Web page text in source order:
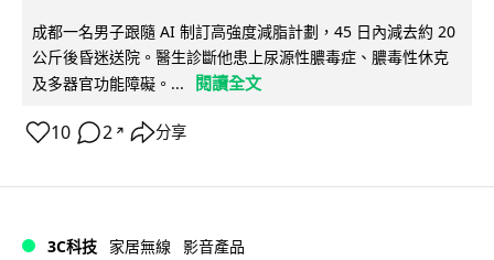
成都一名男子跟隨 AI 制訂高強度減脂計劃，45 日內減去約 20
公斤後昏迷送院。醫生診斷他患上尿源性膿毒症、膿毒性休克
及多器官功能障礙。...
閱讀全文
10 2 ↗ 分享
3C科技 家居無線 影音產品